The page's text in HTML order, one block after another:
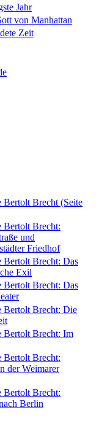
Jahr
von Manhattan
Zeit
Bertolt Brecht (Seite
Bertolt Brecht:
und
Friedhof
Bertolt Brecht: Das
Exil
Bertolt Brecht: Das
Bertolt Brecht: Die
Bertolt Brecht: Im
Bertolt Brecht:
der Weimarer
Bertolt Brecht:
Berlin